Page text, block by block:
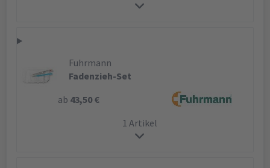
Fuhrmann
Fadenzieh-Set
ab 43,50 €
1 Artikel